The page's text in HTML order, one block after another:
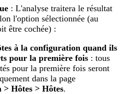
: L'analyse traitera le résultat
l'option sélectionnée (au
être cochée) :
à la configuration quand ils
pour la première fois : tous
pour la première fois seront
dans la page
Hôtes > Hôtes.